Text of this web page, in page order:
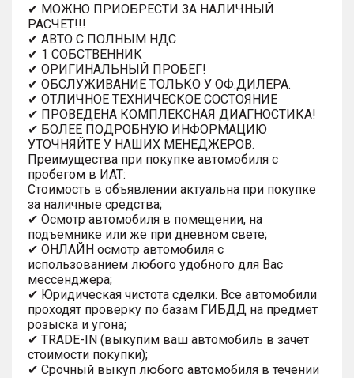
✔ МОЖНО ПРИОБРЕСТИ ЗА НАЛИЧНЫЙ
РАСЧЕТ!!!
✔ АВТО С ПОЛНЫМ НДС
✔ 1 СОБСТВЕННИК
✔ ОРИГИНАЛЬНЫЙ ПРОБЕГ!
✔ ОБСЛУЖИВАНИЕ ТОЛЬКО У ОФ.ДИЛЕРА.
✔ ОТЛИЧНОЕ ТЕХНИЧЕСКОЕ СОСТОЯНИЕ
✔ ПРОВЕДЕНА КОМПЛЕКСНАЯ ДИАГНОСТИКА!
✔ БОЛЕЕ ПОДРОБНУЮ ИНФОРМАЦИЮ
УТОЧНЯЙТЕ У НАШИХ МЕНЕДЖЕРОВ.
Преимущества при покупке автомобиля с
пробегом в ИАТ:
Стоимость в объявлении актуальна при покупке
за наличные средства;
✔ Осмотр автомобиля в помещении, на
подъемнике или же при дневном свете;
✔ ОНЛАЙН осмотр автомобиля с
использованием любого удобного для Вас
мессенджера;
✔ Юридическая чистота сделки. Все автомобили
проходят проверку по базам ГИБДД на предмет
розыска и угона;
✔ TRADE-IN (выкупим ваш автомобиль в зачет
стоимости покупки);
✔ Срочный выкуп любого автомобиля в течении